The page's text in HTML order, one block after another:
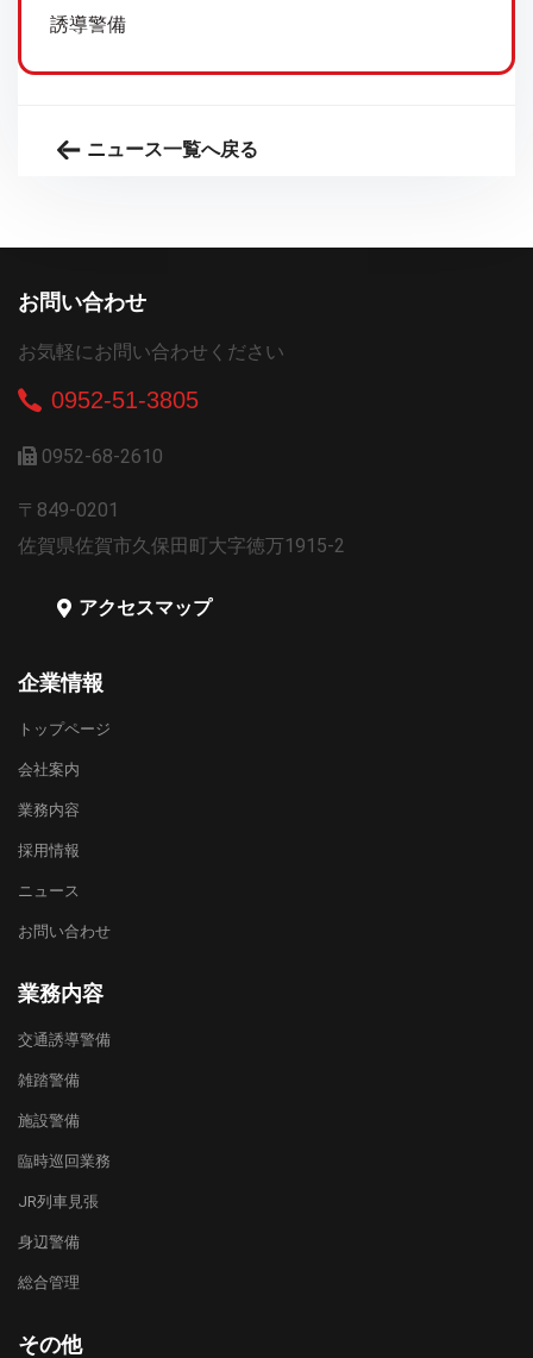
誘導警備
ニュース一覧へ戻る
お問い合わせ
お気軽にお問い合わせください
0952-51-3805
0952-68-2610
〒849-0201
佐賀県佐賀市久保田町大字徳万1915-2
アクセスマップ
企業情報
トップページ
会社案内
業務内容
採用情報
ニュース
お問い合わせ
業務内容
交通誘導警備
雑踏警備
施設警備
臨時巡回業務
JR列車見張
身辺警備
総合管理
その他